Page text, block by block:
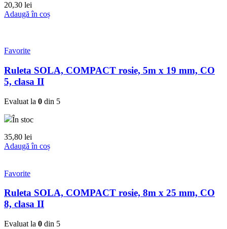
20,30 lei
Adaugă în coș
Favorite
Ruleta SOLA, COMPACT rosie, 5m x 19 mm, CO
5, clasa II
Evaluat la 0 din 5
În stoc
35,80 lei
Adaugă în coș
Favorite
Ruleta SOLA, COMPACT rosie, 8m x 25 mm, CO
8, clasa II
Evaluat la 0 din 5